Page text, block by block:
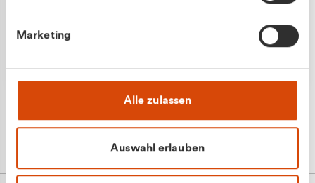
Marketing
Alle zulassen
Auswahl erlauben